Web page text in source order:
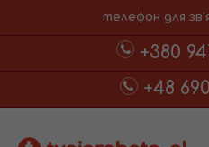
телефон для
+380
+48